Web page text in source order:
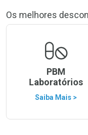
Os melhores
PBM
Laboratórios
Saiba Mais >